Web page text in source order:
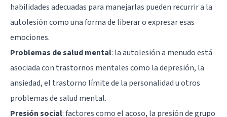
habilidades adecuadas para manejarlas pueden recurrir a la
autolesión como una forma de liberar o expresar esas
emociones.
Problemas de salud mental: la autolesión a menudo está
asociada con trastornos mentales como la depresión, la
ansiedad, el trastorno límite de la personalidad u otros
problemas de salud mental.
Presión social: factores como el acoso, la presión de grupo